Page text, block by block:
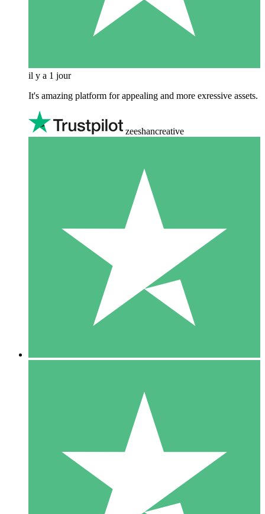
il y a 1 jour
It's amazing platform for appealing and more exressive assets.
zeeshancreative